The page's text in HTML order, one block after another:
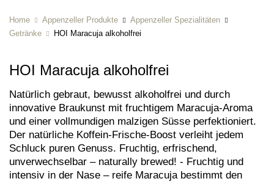
Home Appenzeller Produkte
Appenzeller Spezialitäten
Getränke
HOI Maracuja alkoholfrei
HOI Maracuja alkoholfrei
Natürlich gebraut, bewusst alkoholfrei und durch
innovative Braukunst mit fruchtigem Maracuja-Aroma
und einer vollmundigen malzigen Süsse perfektioniert.
Der natürliche Koffein-Frische-Boost verleiht jedem
Schluck puren Genuss. Fruchtig, erfrischend,
unverwechselbar – naturally brewed! - Fruchtig und
intensiv in der Nase – reife Maracuja bestimmt den